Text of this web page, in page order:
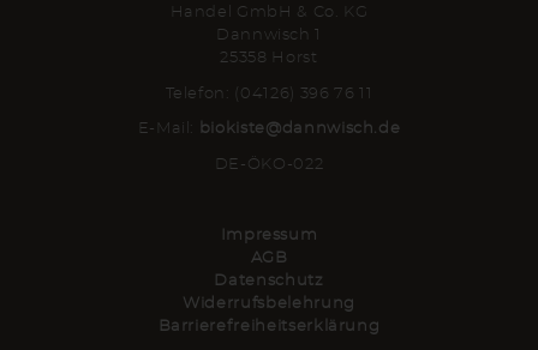
Handel GmbH & Co. KG
Dannwisch 1
25358 Horst
Telefon: (04126) 396 76 11
E-Mail: biokiste@dannwisch.de
DE-ÖKO-022
Impressum
AGB
Datenschutz
Widerrufsbelehrung
Barrierefreiheitserklärung